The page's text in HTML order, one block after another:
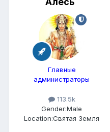
Главные
администраторы
113.5k
Gender:Male
Location:Святая Земля